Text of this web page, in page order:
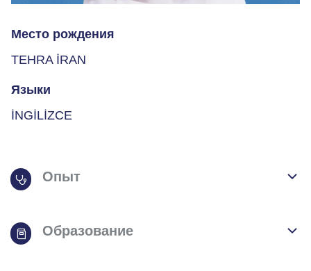
Место рождения
TEHRA İRAN
Языки
İNGİLİZCE
Опыт
Образование